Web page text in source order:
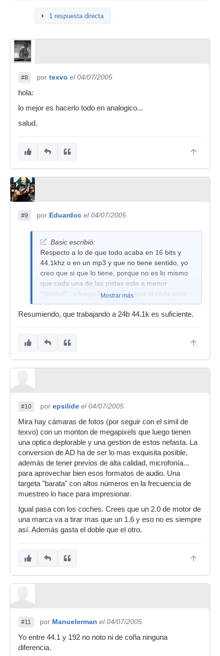
1 respuesta directa
#8 por texvo el 04/07/2005
hola:
lo mejor es hacerlo todo en analogico...
salud.
#9 por Eduardoc el 04/07/2005
Basic escribió:
Respecto a lo de que todo acaba en 16 bits y
44.1khz o en un mp3 y que no tiene sentido, yo
creo que si que lo tiene, porque no es lo mismo
que cada una de las pistas este a menor
"calidad" , y luego lo mezcles, que si cada pista
esta a mayor "calidad" y luego a la mezcla le
bajes la calidad.
Mostrar más
Resumiendo, que trabajando a 24b 44.1k es suficiente.
#10 por epsilide el 04/07/2005
Mira hay cámaras de fotos (por seguir con el simil de
texvo) con un monton de megapixels que luego tienen
una optica deplorable y una gestion de estos nefasta. La
conversion de AD ha de ser lo mas exquisita posible,
además de tener previos de alta calidad, microfonía...
para aprovechar bien esos formatos de audio. Una
targeta "barata" con altos números en la frecuencia de
muestreo lo hace para impresionar.
Igual pasa con los coches. Crees que un 2.0 de motor de
una marca va a tirar mas que un 1.6 y eso no es siempre
así. Además gasta el doble que el otro.
#11 por Manuelerman el 04/07/2005
Yo entre 44.1 y 192 no noto ni de coña ninguna
diferencia.